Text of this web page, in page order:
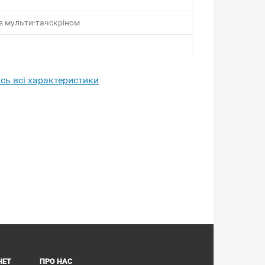
мульти-тачскріном
всі характеристики
ПРО НАС